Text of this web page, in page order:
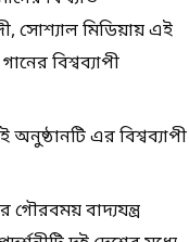
সোশ্যাল মিডিয়ায় এই
বিশ্বব্যাপী
এর বিশ্বব্যাপী
বাদ্যযন্ত্র